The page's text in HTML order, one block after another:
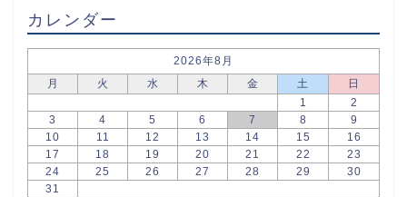
カレンダー
2026年8月
月
火 水 木 金 土
日
1
2
3
4 5 6 7 8
9
10
11 12 13 14 15
16
17
18 19 20 21 22
23
24
25 26 27 28 29
30
31